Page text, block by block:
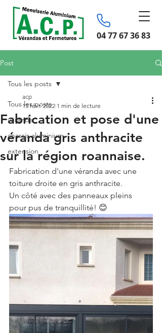
04 77 67 36 83
Post
Tous les posts
véranda
chassis aluminium
extension
Tous les posts
Fabrication et pose d'une
véranda gris anthracite
sur la région roannaise.
acp
15 févr. 2022 1 min de lecture
Fabrication d'une véranda avec une
toiture droite en gris anthracite.
Un côté avec des panneaux pleins
pour pus de tranquillité! 😊